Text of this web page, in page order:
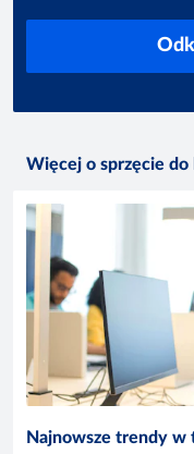
Więcej o sprzęcie do
Najnowsze trendy w